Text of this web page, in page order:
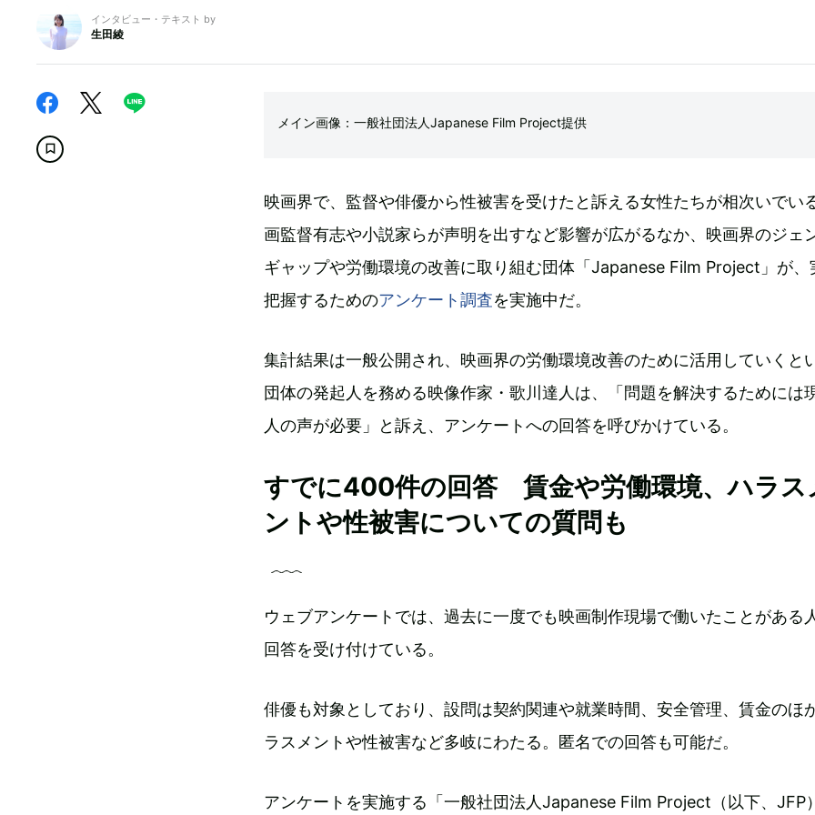
インタビュー・テキスト by
生田綾
メイン画像：一般社団法人Japanese Film Project提供
映画界で、監督や俳優から性被害を受けたと訴える女性たちが相次いでい
画監督有志や小説家らが声明を出すなど影響が広がるなか、映画界のジェ
ギャップや労働環境の改善に取り組む団体「Japanese Film Project」が、
把握するためのアンケート調査を実施中だ。
集計結果は一般公開され、映画界の労働環境改善のために活用していくと
団体の発起人を務める映像作家・歌川達人は、「問題を解決するためには
人の声が必要」と訴え、アンケートへの回答を呼びかけている。
すでに400件の回答 賃金や労働環境、ハラス
ントや性被害についての質問も
ウェブアンケートでは、過去に一度でも映画制作現場で働いたことがある
回答を受け付けている。
俳優も対象としており、設問は契約関連や就業時間、安全管理、賃金のほ
ラスメントや性被害など多岐にわたる。匿名での回答も可能だ。
アンケートを実施する「一般社団法人Japanese Film Project（以下、JFP